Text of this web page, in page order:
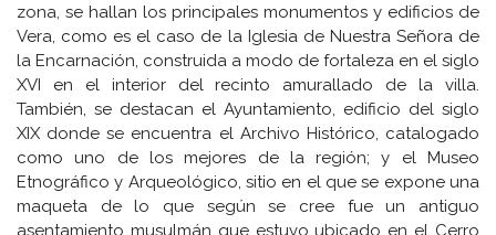
zona, se hallan los principales monumentos y edificios de
Vera, como es el caso de la Iglesia de Nuestra Señora de
la Encarnación, construida a modo de fortaleza en el siglo
XVI en el interior del recinto amurallado de la villa.
También, se destacan el Ayuntamiento, edificio del siglo
XIX donde se encuentra el Archivo Histórico, catalogado
como uno de los mejores de la región; y el Museo
Etnográfico y Arqueológico, sitio en el que se expone una
maqueta de lo que según se cree fue un antiguo
asentamiento musulmán que estuvo ubicado en el Cerro